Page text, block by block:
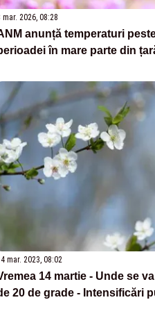
mar. 2026, 08:28
anunță temperaturi
în mare parte din
mar. 2023, 08:02
14 martie - Unde se
20 de grade - Intensificări